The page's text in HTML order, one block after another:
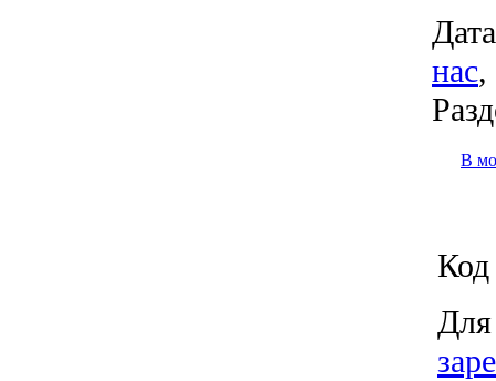
нас,
В
Код
Для